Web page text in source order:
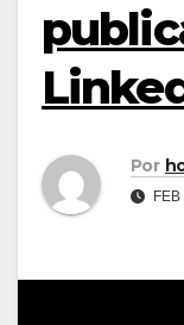
Por